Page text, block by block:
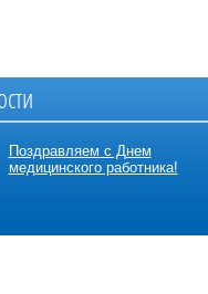
Поздравляем с Днем
медицинского работника!